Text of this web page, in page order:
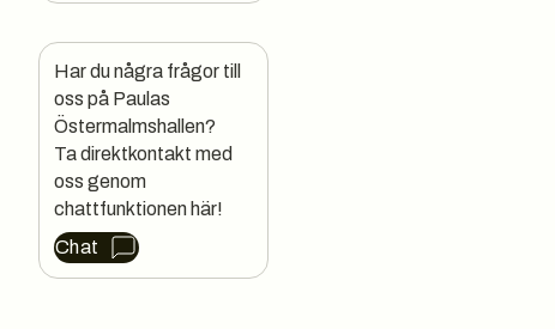
Har du några frågor till
oss på Paulas
Östermalmshallen?
Ta direktkontakt med
oss genom
chattfunktionen här!
Chat